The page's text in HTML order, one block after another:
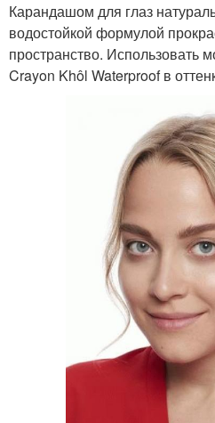
Карандашом для глаз
водостойкой формулой
пространство. Использовать
Crayon Khôl Waterproof в